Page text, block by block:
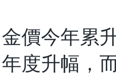
金價今年累
年度升幅，